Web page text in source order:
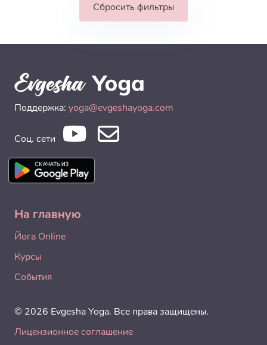
Сбросить фильтры
Поддержка: yoga@evgeshayoga.com
Соц. сети
На главную
Йога Online
Курсы
События
© 2026 Evgesha Yoga. Все права защищены.
Лицензионное соглашение